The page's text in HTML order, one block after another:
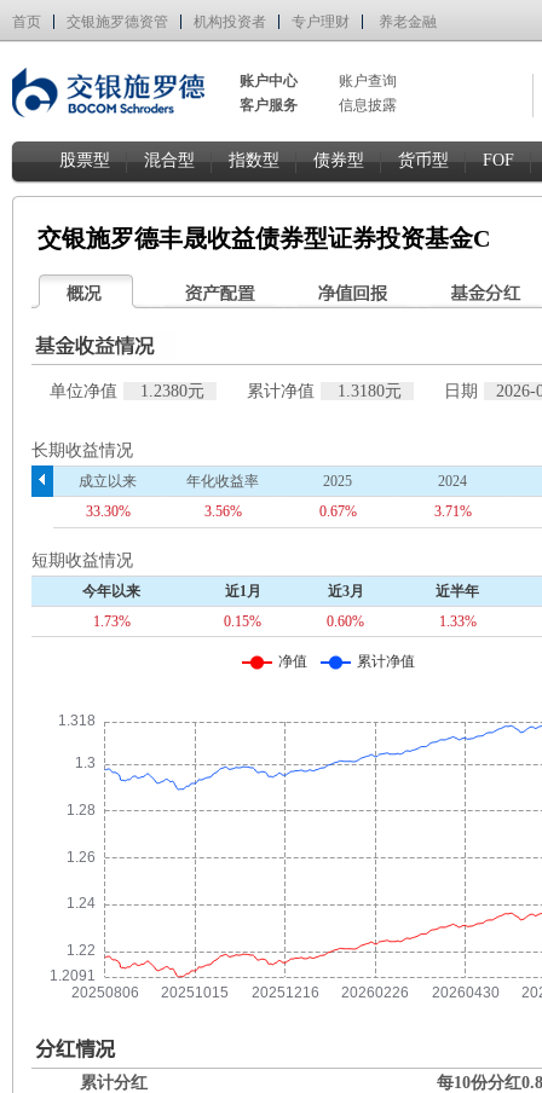
首页 交银施罗德资管 机构投资者 专户理财 养老金融
账户中心
账户查询
客户服务
信息披露
股票型 混合型 指数型 债券型 货币型 FOF
交银施罗德丰晟收益债券型证券投资基金C
单位净值 1.2380元 累计净值 1.3180元 日期 2026-
长期收益情况
成立以来
33.30%
年化收益率
3.56%
2025
0.67%
2024
3.71%
短期收益情况
今年以来 近1月 近3月
近半年
1.73%
0.15% 0.60% 1.33%
累计分红 每10份分红